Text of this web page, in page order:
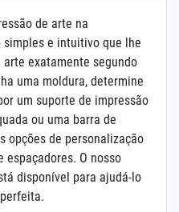
de arte na
simples e intuitivo que lhe
exatamente segundo
uma moldura, determine
um suporte de impressão
ou uma barra de
opções de personalização
espaçadores. O nosso
disponível para ajudá-lo